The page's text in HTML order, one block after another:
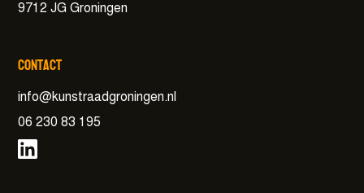
9712 JG Groningen
Contact
info@kunstraadgroningen.nl
06 230 83 195